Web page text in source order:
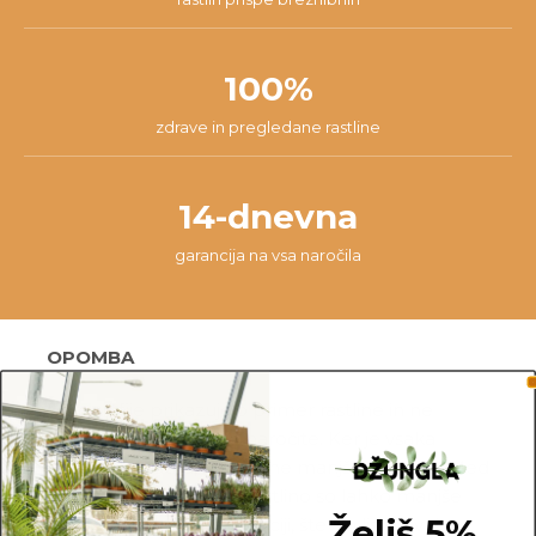
100%
zdrave in pregledane rastline
14-dnevna
garancija na vsa naročila
OPOMBA
Fotografije prikazujejo primer rastline in ne
dejanske rastline, ki jo naročite. Ker je vsaka
rastlina unikatna, so možne manjše variacije. Med
prikazano in kupljeno rastlino so lahko manjše
razlike v velikosti, variegaciji, številu listov, vej,